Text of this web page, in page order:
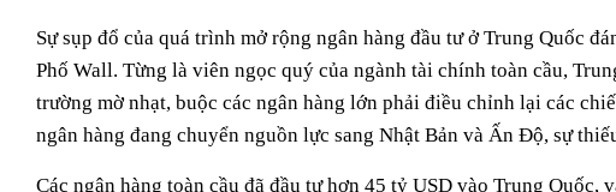
Sự sụp đổ của quá trình mở rộng ngân hàng đầu tư ở Trung Quốc
Phố Wall. Từng là viên ngọc quý của ngành tài chính toàn cầu,
trường mờ nhạt, buộc các ngân hàng lớn phải điều chỉnh lại các
ngân hàng đang chuyển nguồn lực sang Nhật Bản và Ấn Độ, sự
Các ngân hàng toàn cầu đã đầu tư hơn 45 tỷ USD vào Trung